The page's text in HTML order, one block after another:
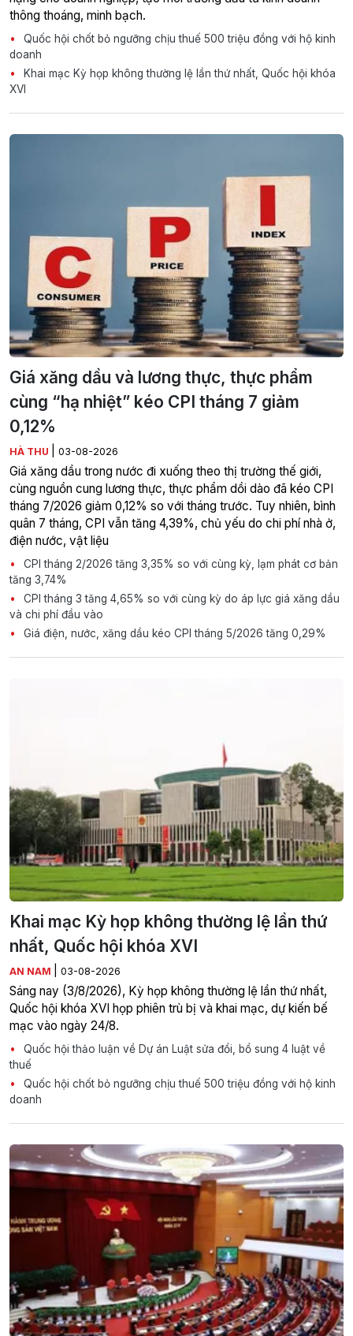
thông thoáng, minh bạch.
Quốc hội chốt bỏ ngưỡng chịu thuế 500 triệu đồng với hộ kinh
doanh
Khai mạc Kỳ họp không thường lệ lần thứ nhất, Quốc hội khóa
XVI
Giá xăng dầu và lương thực, thực phẩm
cùng “hạ nhiệt” kéo CPI tháng 7 giảm
0,12%
HÀ THU 03-08-2026
Giá xăng dầu trong nước đi xuống theo thị trường thế giới,
cùng nguồn cung lương thực, thực phẩm dồi dào đã kéo CPI
tháng 7/2026 giảm 0,12% so với tháng trước. Tuy nhiên, bình
quân 7 tháng, CPI vẫn tăng 4,39%, chủ yếu do chi phí nhà ở,
điện nước, vật liệu
CPI tháng 2/2026 tăng 3,35% so với cùng kỳ, lạm phát cơ bản
tăng 3,74%
CPI tháng 3 tăng 4,65% so với cùng kỳ do áp lực giá xăng dầu
và chi phí đầu vào
Giá điện, nước, xăng dầu kéo CPI tháng 5/2026 tăng 0,29%
Khai mạc Kỳ họp không thường lệ lần thứ
nhất, Quốc hội khóa XVI
AN NAM 03-08-2026
Sáng nay (3/8/2026), Kỳ họp không thường lệ lần thứ nhất,
Quốc hội khóa XVI họp phiên trù bị và khai mạc, dự kiến bế
mạc vào ngày 24/8.
Quốc hội thảo luận về Dự án Luật sửa đổi, bổ sung 4 luật về
thuế
Quốc hội chốt bỏ ngưỡng chịu thuế 500 triệu đồng với hộ kinh
doanh